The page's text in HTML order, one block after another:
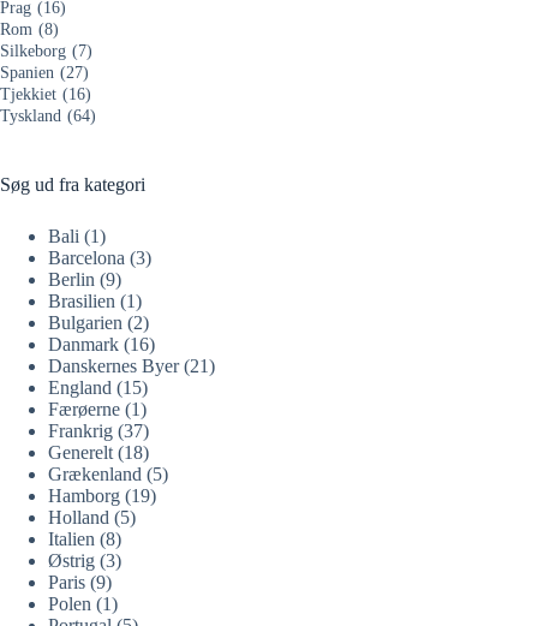
Prag (16)
Rom (8)
Silkeborg (7)
Spanien (27)
Tjekkiet (16)
Tyskland (64)
Søg ud fra kategori
Bali (1)
Barcelona (3)
Berlin (9)
Brasilien (1)
Bulgarien (2)
Danmark (16)
Danskernes Byer(21)
England (15)
Færøerne (1)
Frankrig (37)
Generelt (18)
Grækenland (5)
Hamborg (19)
Holland (5)
Italien (8)
Østrig (3)
Paris (9)
Polen (1)